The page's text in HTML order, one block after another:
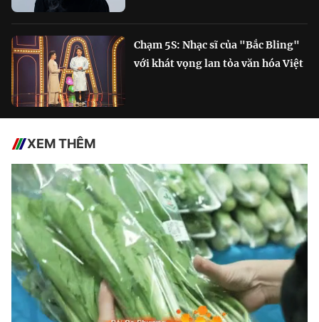
Chạm 5S: Nhạc sĩ của "Bắc Bling"
với khát vọng lan tỏa văn hóa Việt
XEM THÊM